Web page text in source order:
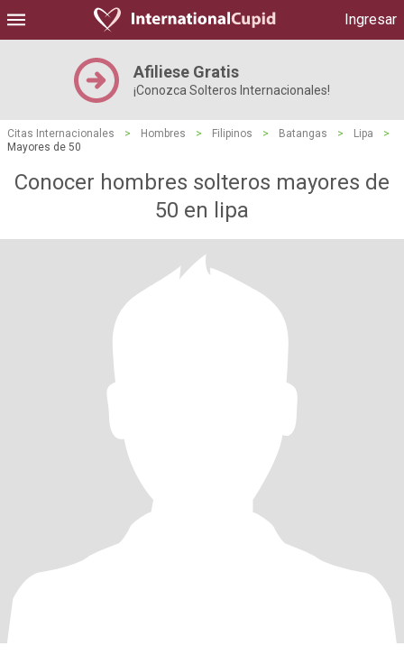
Ingresar
Afiliese Gratis
¡Conozca Solteros Internacionales!
Citas Internacionales > Hombres > Filipinos > Batangas > Lipa
>
Mayores de 50
Conocer hombres solteros mayores de
50 en lipa